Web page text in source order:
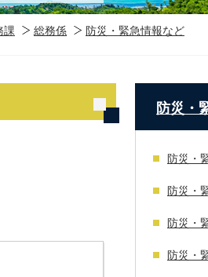
課 総務係
防災・緊急情報など
防災・
防災・
防災・
防災・
防災・